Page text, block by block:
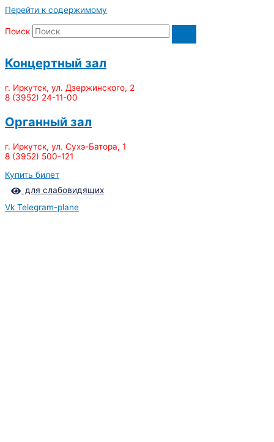
Перейти к содержимому
Поиск
Концертный зал
г. Иркутск, ул. Дзержинского, 2
8 (3952) 24-11-00
Органный зал
г. Иркутск, ул. Сухэ-Батора, 1
8 (3952) 500-121
Купить билет
для слабовидящих
Vk Telegram-plane